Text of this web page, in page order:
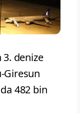
3. denize
Giresun
482 bin